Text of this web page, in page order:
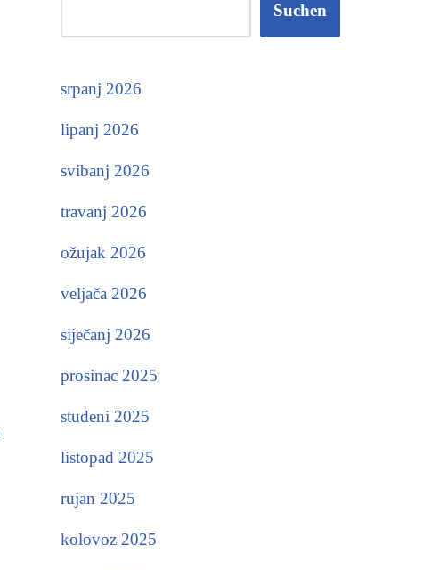
Suchen
srpanj 2026
lipanj 2026
svibanj 2026
travanj 2026
ožujak 2026
veljača 2026
siječanj 2026
prosinac 2025
studeni 2025
listopad 2025
rujan 2025
kolovoz 2025